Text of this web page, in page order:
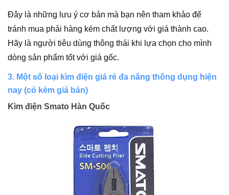
Đây là những lưu ý cơ bản mà bạn nên tham khảo để
tránh mua phải hàng kém chất lượng với giá thành cao.
Hãy là người tiêu dùng thông thái khi lựa chọn cho mình
dòng sản phẩm tốt với giá gốc.
3. Một số loại kìm điện giá rẻ đa năng thông dụng hiện
nay (có kèm giá bán)
Kìm điện Smato Hàn Quốc